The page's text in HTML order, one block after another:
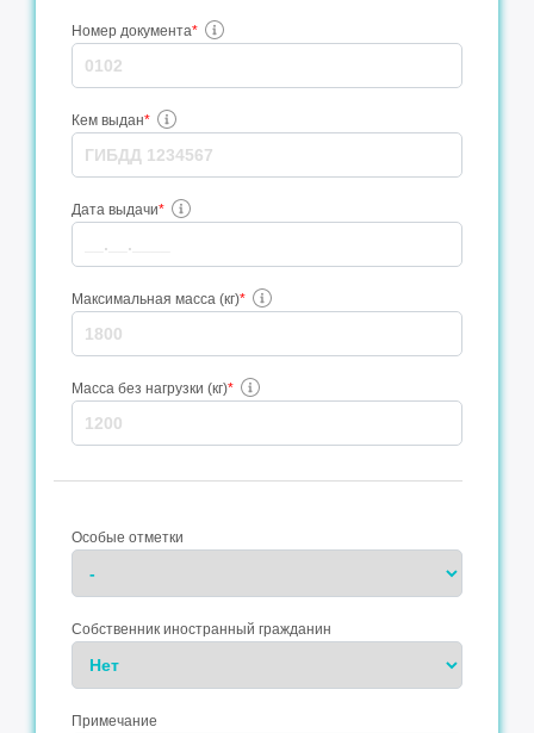
Номер документа*
Кем выдан*
Дата выдачи*
Максимальная масса (кг)*
Масса без нагрузки (кг)*
Особые отметки
Собственник иностранный гражданин
Примечание